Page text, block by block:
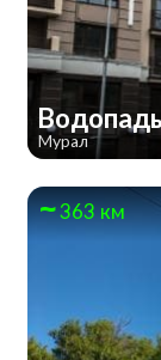
Мурал
363 км